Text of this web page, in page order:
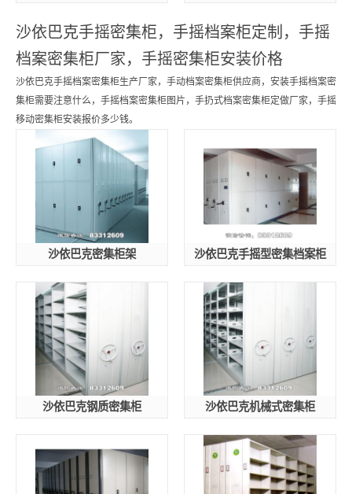
沙依巴克手摇密集柜，手摇档案柜定制，手摇
档案密集柜厂家，手摇密集柜安装价格
沙依巴克手摇档案密集柜生产厂家，手动档案密集柜供应商，安装手摇档案密
集柜需要注意什么，手摇档案密集柜图片，手扔式档案密集柜定做厂家，手摇
移动密集柜安装报价多少钱。
沙依巴克密集柜架 沙依巴克手摇型密集档案柜
沙依巴克钢质密集柜 沙依巴克机械式密集柜